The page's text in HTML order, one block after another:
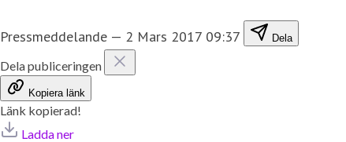
Pressmeddelande — 2 Mars 2017 09:37 Dela
Dela publiceringen
Kopiera länk
Länk kopierad!
Ladda ner